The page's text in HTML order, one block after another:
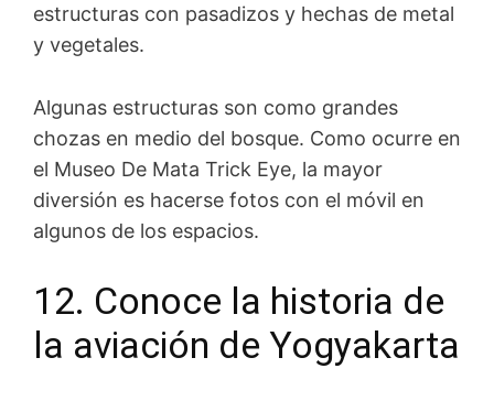
estructuras con pasadizos y hechas de metal
y vegetales.
Algunas estructuras son como grandes
chozas en medio del bosque. Como ocurre en
el Museo De Mata Trick Eye, la mayor
diversión es hacerse fotos con el móvil en
algunos de los espacios.
12. Conoce la historia de
la aviación de Yogyakarta